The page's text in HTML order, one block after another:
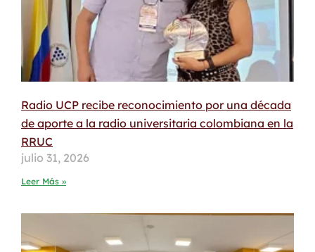
Radio UCP recibe reconocimiento por una década
de aporte a la radio universitaria colombiana en la
RRUC
julio 31, 2026
Leer Más »